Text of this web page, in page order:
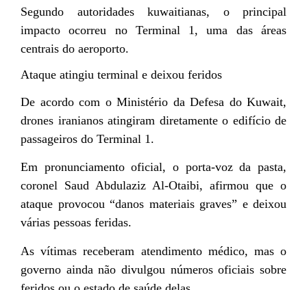
Segundo autoridades kuwaitianas, o principal
impacto ocorreu no Terminal 1, uma das áreas
centrais do aeroporto.
Ataque atingiu terminal e deixou feridos
De acordo com o Ministério da Defesa do Kuwait,
drones iranianos atingiram diretamente o edifício de
passageiros do Terminal 1.
Em pronunciamento oficial, o porta-voz da pasta,
coronel Saud Abdulaziz Al-Otaibi, afirmou que o
ataque provocou “danos materiais graves” e deixou
várias pessoas feridas.
As vítimas receberam atendimento médico, mas o
governo ainda não divulgou números oficiais sobre